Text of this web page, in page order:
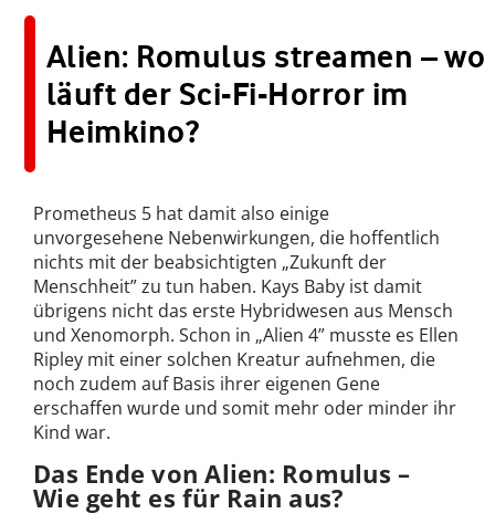
Alien: Romulus streamen – wo
läuft der Sci-Fi-Horror im
Heimkino?
Prometheus 5 hat damit also einige
unvorgesehene Nebenwirkungen, die hoffentlich
nichts mit der beabsichtigten „Zukunft der
Menschheit” zu tun haben. Kays Baby ist damit
übrigens nicht das erste Hybridwesen aus Mensch
und Xenomorph. Schon in „Alien 4” musste es Ellen
Ripley mit einer solchen Kreatur aufnehmen, die
noch zudem auf Basis ihrer eigenen Gene
erschaffen wurde und somit mehr oder minder ihr
Kind war.
Das Ende von Alien: Romulus –
Wie geht es für Rain aus?